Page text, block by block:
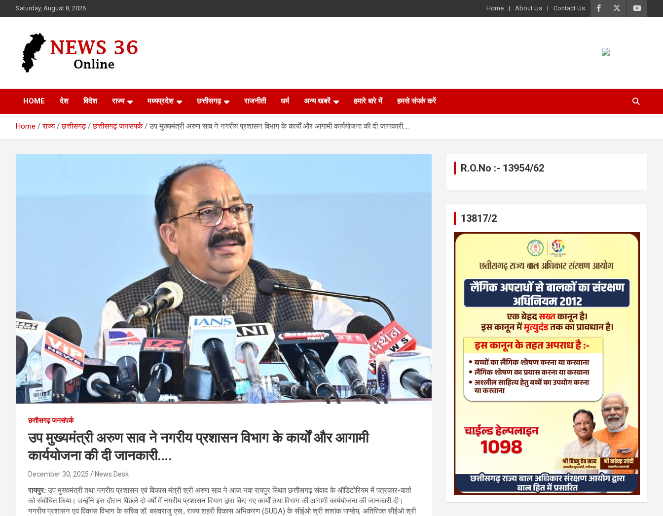
to
Saturday, August 8, 2026 Home About Us Contact Us
News 36
HOME देश विदेश राज्य मध्यप्रदेश छत्तीसगढ़ राजनीती धर्म अन्य खबरें हमारे बारे में हमसे संपर्क करें
Home राज्य छत्तीसगढ़ छत्तीसगढ़ जनसंपर्क उप मुख्यमंत्री अरुण साव ने नगरीय प्रशासन विभाग के कार्यों और आगामी कार्ययोजना की दी जानकारी….
छत्तीसगढ़ जनसंपर्क
उप मुख्यमंत्री अरुण साव ने नगरीय प्रशासन विभाग के कार्यों और आगामी
कार्ययोजना की दी जानकारी….
December 30, 2025 News Desk
रायपुर:उप मुख्यमंत्री तथा नगरीय प्रशासन एवं विकास मंत्री श्री अरुण साव ने आज नवा रायपुर स्थित छत्तीसगढ़ संवाद के ऑडिटोरियम में पत्रकार-वार्ता
को संबोधित किया। उन्होंने इस दौरान पिछले दो वर्षों में नगरीय प्रशासन विभाग द्वारा किए गए कार्यों तथा विभाग की आगामी कार्ययोजना की जानकारी दी।
नगरीय प्रशासन एवं विकास विभाग के सचिव डॉ. बसवराजु एस., राज्य शहरी विकास अभिकरण (SUDA) के सीईओ श्री शशांक पाण्डेय, अतिरिक्त सीईओ श्री
R.O.No :- 13954/62
13817/2